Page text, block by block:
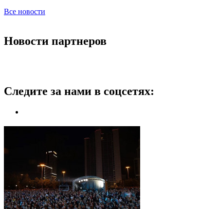
Все новости
Новости партнеров
Следите за нами в соцсетях: